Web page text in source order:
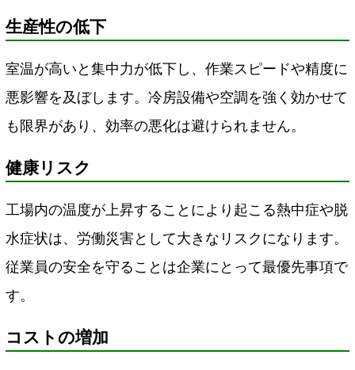
生産性の低下
室温が高いと集中力が低下し、作業スピードや精度に
悪影響を及ぼします。冷房設備や空調を強く効かせて
も限界があり、効率の悪化は避けられません。
健康リスク
工場内の温度が上昇することにより起こる熱中症や脱
水症状は、労働災害として大きなリスクになります。
従業員の安全を守ることは企業にとって最優先事項で
す。
コストの増加